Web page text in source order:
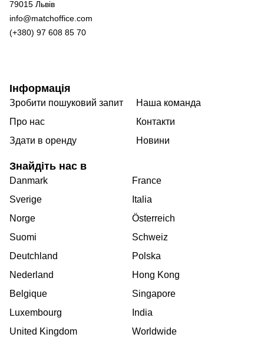
79015 Львів
info@matchoffice.com
(+380) 97 608 85 70
Інформація
Зробити пошуковий запит
Про нас
Здати в оренду
Наша команда
Контакти
Новини
Знайдіть нас в
Danmark
Sverige
Norge
Suomi
Deutchland
Nederland
Belgique
Luxembourg
United Kingdom
France
Italia
Österreich
Schweiz
Polska
Hong Kong
Singapore
India
Worldwide